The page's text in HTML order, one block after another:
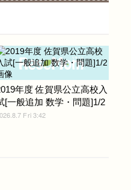
年度 佐賀県公立高校入
[一般追加 数学・問題]1/2
Fri 3:42